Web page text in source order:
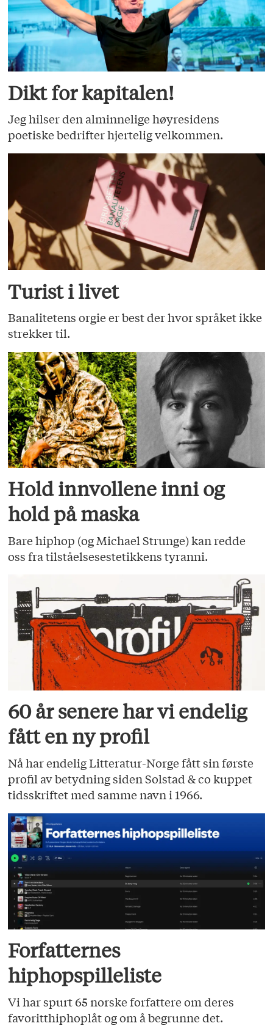
Dikt for kapitalen!
Jeg hilser den alminnelige høyresidens
poetiske bedrifter hjertelig velkommen.
Turist i livet
Banalitetens orgie er best der hvor språket ikke
strekker til.
Hold innvollene inni og
hold på maska
Bare hiphop (og Michael Strunge) kan redde
oss fra tilståelsesestetikkens tyranni.
60 år senere har vi endelig
fått en ny profil
Nå har endelig Litteratur-Norge fått sin første
profil av betydning siden Solstad & co kuppet
tidsskriftet med samme navn i 1966.
Forfatternes
hiphopspilleliste
Vi har spurt 65 norske forfattere om deres
favoritthiphoplåt og om å begrunne det.